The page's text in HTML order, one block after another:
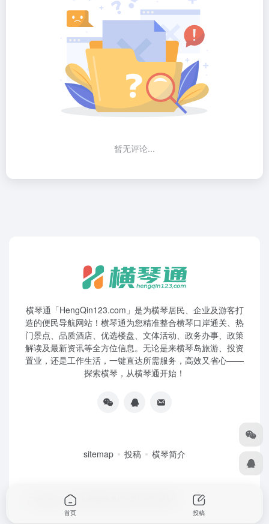
暂无评论...
横琴通「HengQin123.com」是为横琴居民、企业及游客打
造的便民导航网站！横琴通为您精准整合横琴口岸通关、热
门景点、品质酒店、优选楼盘、文体活动、政务办事、政策
解读及最新资讯等全方位信息。无论是来横琴岛旅游、投资
置业，还是工作生活，一键直达所需服务，高效又省心——
探索横琴，从横琴通开始！
sitemap 投稿 横琴简介
Copyright © 2026
首页 投稿